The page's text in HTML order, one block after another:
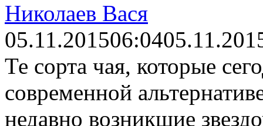
Ηиколаев Вася
05.11.201506:04
Те сорта чая, которые
современной
недавно возникшие